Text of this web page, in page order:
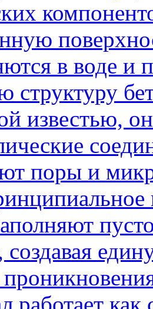
в воде и
структуру
известью,
поры и
создавая
работает